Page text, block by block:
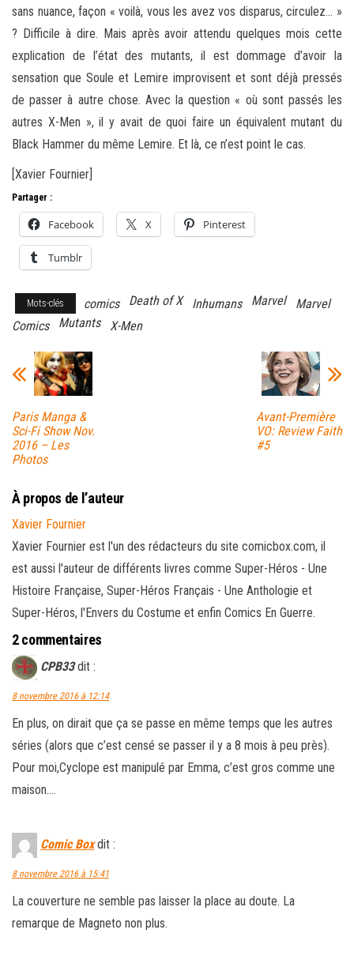
sans nuance, façon « voilà, vous les avez vos disparus, circulez… »
? Difficile à dire. Mais après avoir attendu quelques mois cette
explication de l’état des mutants, il est dommage d’avoir la
sensation que Soule et Lemire improvisent et sont déjà pressés
de passer à autre chose. Avec la question « où sont passés les
autres X-Men », il y avait de quoi faire un équivalent mutant du
Black Hammer du même Lemire. Et là, ce n’est point le cas.
[Xavier Fournier]
Partager :
Facebook X Pinterest
Tumblr
Mots-clés comics Death of X Inhumans Marvel
Marvel
Comics
Mutants X-Men
Paris Manga &
Sci-Fi Show Nov.
2016 – Les
Photos
Avant-Première
VO: Review Faith
#5
À propos de l’auteur
Xavier Fournier
Xavier Fournier est l'un des rédacteurs du site comicbox.com, il
est aussi l'auteur de différents livres comme Super-Héros - Une
Histoire Française, Super-Héros Français - Une Anthologie et
Super-Héros, l'Envers du Costume et enfin Comics En Guerre.
2 commentaires
CPB33 dit :
8 novembre 2016 à 12:14
En plus, on dirait que ça se passe en même temps que les autres
séries (alors que c’est censé se passer il y a 8 mois à peu près).
Pour moi,Cyclope est manipulé par Emma, c’est gros comme une
maison….
Comic Box dit :
8 novembre 2016 à 15:41
La couverture ne semble pas laisser la place au doute. La
remarque de Magneto non plus.